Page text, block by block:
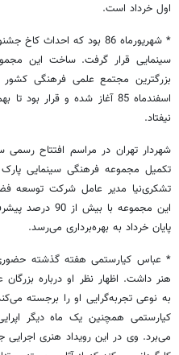
اول خرداد است.
* شهریورماه 86 بود که
سینمایی قرار گرفت. ساخت این
بزرگترین مجتمع علمی فرهنگی
نیفتاد.
شهردار تهران در مراسم افتتاح رسمی
تشکری‌نیا مدیر عامل شرکت توسعه
این مجموعه با
پایان خرداد به بهره‌برداری می‌رسد.
* عباس کیارستمی هفته گذشته
هنر داشت. اظهار نظر او درباره
به نوعی تجربه‌گرایی او را برجسته
کیارستمی همچنین یک ماه دیگر
می‌برد. وی در این رویداد هنری اجرایی